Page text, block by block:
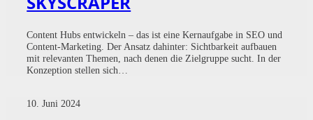
Content Hubs entwickeln – das ist eine Kernaufgabe in SEO und
Content-Marketing. Der Ansatz dahinter: Sichtbarkeit aufbauen
mit relevanten Themen, nach denen die Zielgruppe sucht. In der
Konzeption stellen sich…
10. Juni 2024